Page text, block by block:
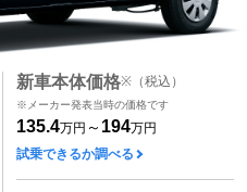
新車本体価格※ （税込）
※メーカー発表当時の価格です
135.4万円 ～ 194万円
試乗できるか調べる